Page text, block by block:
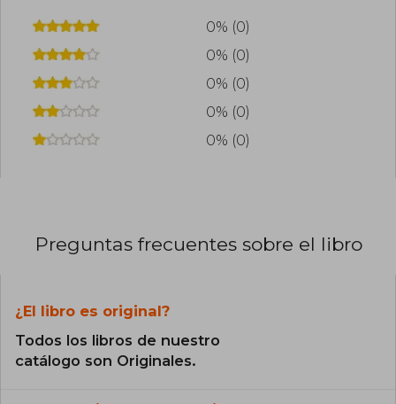
0% (0)
0% (0)
0% (0)
0% (0)
0% (0)
Preguntas frecuentes sobre el libro
¿El libro es original?
Todos los libros de nuestro
catálogo son Originales.